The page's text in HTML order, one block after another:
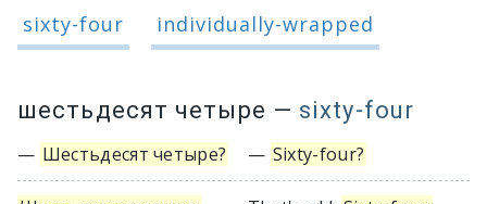
Варианты перевода
sixty-four individually-wrapped
шестьдесят четыре — sixty-four
— Шестьдесят четыре? — Sixty-four?